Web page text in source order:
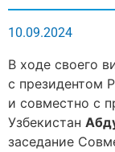
10.09.2024
В ходе своего
с президентом
и совместно с
Узбекистан
заседание